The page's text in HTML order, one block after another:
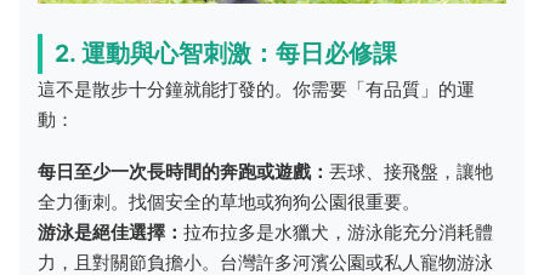
2. 運動與心智刺激：每日必修課
這不是散步十分鐘就能打發的。你需要「有品質」的運
動：
每日至少一次長時間的奔跑或遊戲： 丟球、接飛盤，讓牠
全力衝刺。找個安全的草地或狗狗公園很重要。
游泳是絕佳選擇： 拉布拉多是水獵犬，游泳能充分消耗體
力，且對關節負擔小。台灣許多河濱公園或私人寵物游泳